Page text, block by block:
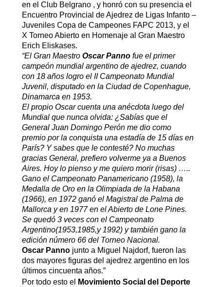
en el Club Belgrano , y honró con su presencia el
Encuentro Provincial de Ajedrez de Ligas Infanto –
Juveniles Copa de Campeones FAPC 2013, y el
X Torneo Abierto en Homenaje al Gran Maestro
Erich Eliskases.
“El Gran Maestro Oscar Pannofue el primer
campeón mundial argentino de ajedrez, cuando
con 18 años logro el II Campeonato Mundial
Juvenil, disputado en la Ciudad de Copenhague,
Dinamarca en 1953.
El propio Oscar cuenta una anécdota luego del
Mundial que nunca olvida: ¿Sabías que el
General Juan Domingo Perón me dio como
premio por la conquista una estadía de 15 días en
París? Y sabes que le contesté? No muchas
gracias General, prefiero volverme ya a Buenos
Aires. Hoy lo pienso y me quiero morir (risas) …..
Gano el Campeonato Panamericano (1958), la
Medalla de Oro en la Olimpiada de la Habana
(1966), en 1972 ganó el Magistral de Palma de
Mallorca y en 1977 en el Abierto de Lone Pines.
Se quedó 3 veces con el Campeonato
Argentino(1953,1985,y 1992) y también gano la
edición número 66 del Torneo Nacional.
Oscar Panno junto a Miguel Najdorf, fueron las
dos mayores figuras del ajedrez argentino en los
últimos cincuenta años.”
Por todo esto el
Movimiento Social del Deporte